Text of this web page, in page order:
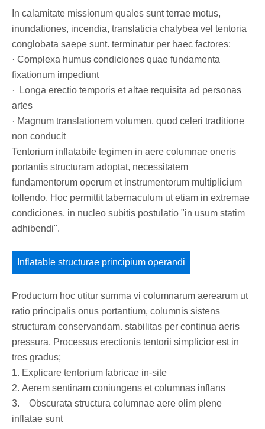
In calamitate missionum quales sunt terrae motus,
inundationes, incendia, translaticia chalybea vel tentoria
conglobata saepe sunt. terminatur per haec factores:
· Complexa humus condiciones quae fundamenta
fixationum impediunt
· Longa erectio temporis et altae requisita ad personas
artes
· Magnum translationem volumen, quod celeri traditione
non conducit
Tentorium inflatabile tegimen in aere columnae oneris
portantis structuram adoptat, necessitatem
fundamentorum operum et instrumentorum multiplicium
tollendo. Hoc permittit tabernaculum ut etiam in extremae
condiciones, in nucleo subitis postulatio "in usum statim
adhibendi".
Inflatable structurae principium operandi
Productum hoc utitur summa vi columnarum aerearum ut
ratio principalis onus portantium, columnis sistens
structuram conservandam. stabilitas per continua aeris
pressura. Processus erectionis tentorii simplicior est in
tres gradus;
1. Explicare tentorium fabricae in-site
2. Aerem sentinam coniungens et columnas inflans
3. Obscurata structura columnae aere olim plene
inflatae sunt